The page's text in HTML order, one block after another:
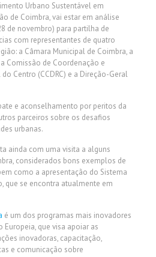
Urbano Sustentável em
de Coimbra, vai estar em análise
de novembro) para partilha de
com representantes de quatro
a Câmara Municipal de Coimbra, a
Comissão de Coordenação e
Centro (CCDRC) e a Direção-Geral
e aconselhamento por peritos da
parceiros sobre os desafios
urbanas.
ainda com uma visita a alguns
considerados bons exemplos de
como a apresentação do Sistema
que se encontra atualmente em
é um dos programas mais inovadores
que visa apoiar as
inovadoras, capacitação,
e comunicação sobre